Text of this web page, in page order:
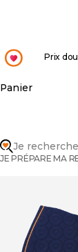
OHLALA
Prix
Panier
Je recherche...
JE PRÉPARE MA